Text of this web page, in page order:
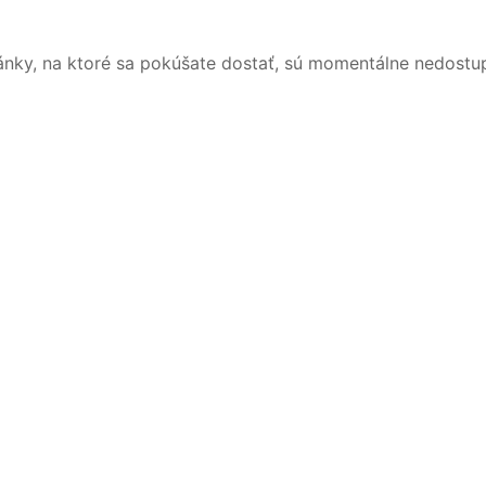
na ktoré sa pokúšate dostať, sú momentálne